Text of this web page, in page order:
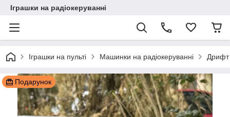
Іграшки на радіокеруванні
Іграшки на пульті Машинки на радіокеруванні
Подарунок